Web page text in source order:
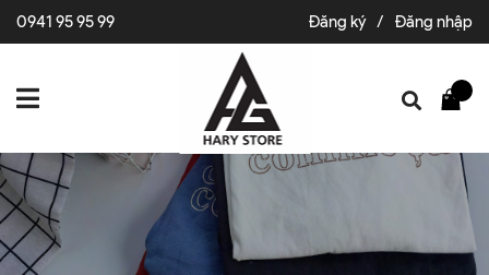
0941 95 95 99 Đăng ký / Đăng nhập